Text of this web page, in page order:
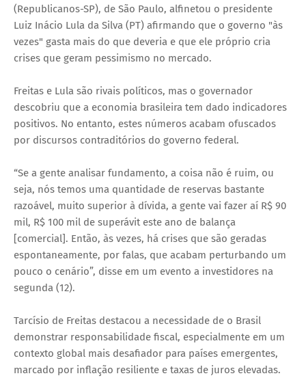
(Republicanos-SP), de São Paulo, alfinetou o presidente
Luiz Inácio Lula da Silva (PT) afirmando que o governo "às
vezes" gasta mais do que deveria e que ele próprio cria
crises que geram pessimismo no mercado.
Freitas e Lula são rivais políticos, mas o governador
descobriu que a economia brasileira tem dado indicadores
positivos. No entanto, estes números acabam ofuscados
por discursos contraditórios do governo federal.
“Se a gente analisar fundamento, a coisa não é ruim, ou
seja, nós temos uma quantidade de reservas bastante
razoável, muito superior à dívida, a gente vai fazer aí R$ 90
mil, R$ 100 mil de superávit este ano de balança
[comercial]. Então, às vezes, há crises que são geradas
espontaneamente, por falas, que acabam perturbando um
pouco o cenário”, disse em um evento a investidores na
segunda (12).
Tarcísio de Freitas destacou a necessidade de o Brasil
demonstrar responsabilidade fiscal, especialmente em um
contexto global mais desafiador para países emergentes,
marcado por inflação resiliente e taxas de juros elevadas.